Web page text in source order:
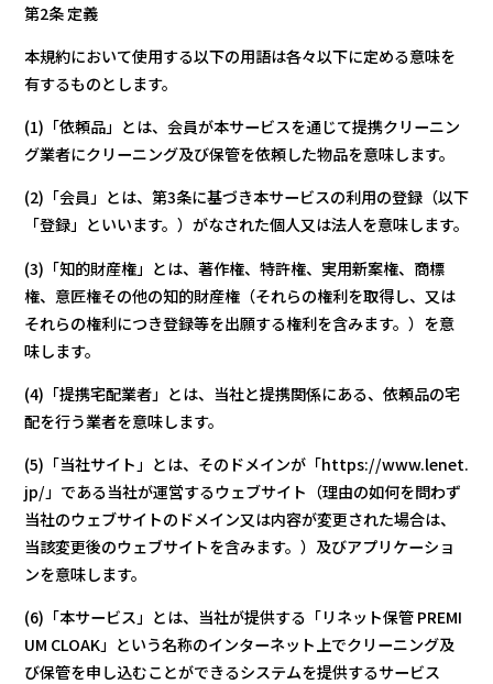
第2条 定義
本規約において使用する以下の用語は各々以下に定める意味を
有するものとします。
(1)「依頼品」とは、会員が本サービスを通じて提携クリーニン
グ業者にクリーニング及び保管を依頼した物品を意味します。
(2)「会員」とは、第3条に基づき本サービスの利用の登録（以下
「登録」といいます。）がなされた個人又は法人を意味します。
(3)「知的財産権」とは、著作権、特許権、実用新案権、商標
権、意匠権その他の知的財産権（それらの権利を取得し、又は
それらの権利につき登録等を出願する権利を含みます。）を意
味します。
(4)「提携宅配業者」とは、当社と提携関係にある、依頼品の宅
配を行う業者を意味します。
(5)「当社サイト」とは、そのドメインが「https://www.lenet.
jp/」である当社が運営するウェブサイト（理由の如何を問わず
当社のウェブサイトのドメイン又は内容が変更された場合は、
当該変更後のウェブサイトを含みます。）及びアプリケーショ
ンを意味します。
(6)「本サービス」とは、当社が提供する「リネット保管 PREMI
UM CLOAK」という名称のインターネット上でクリーニング及
び保管を申し込むことができるシステムを提供するサービス